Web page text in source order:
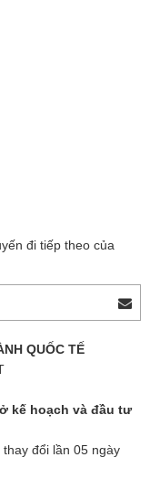
đi tiếp theo của
QUỐC TẾ
kế hoạch và đầu tư
đổi lần 05 ngày